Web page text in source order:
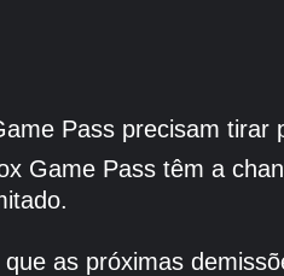
Pass precisam
Game Pass têm a
que as próximas